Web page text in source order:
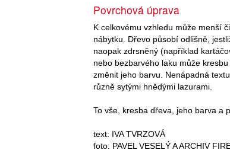
Povrchová úprava
K celkovému vzhledu může menší
nábytku. Dřevo působí odlišně,
naopak zdrsněný (například
nebo bezbarvého laku může
změnit jeho barvu. Nenápadná
různě sytými hnědými lazurami.
To vše, kresba dřeva, jeho barva a
text: IVA TVRZOVÁ
foto: PAVEL VESELÝ A ARCHIV